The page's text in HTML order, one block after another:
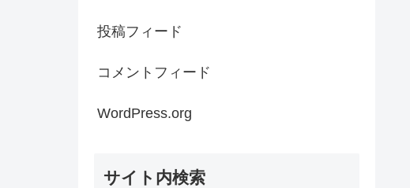
投稿フィード
コメントフィード
WordPress.org
サイト内検索